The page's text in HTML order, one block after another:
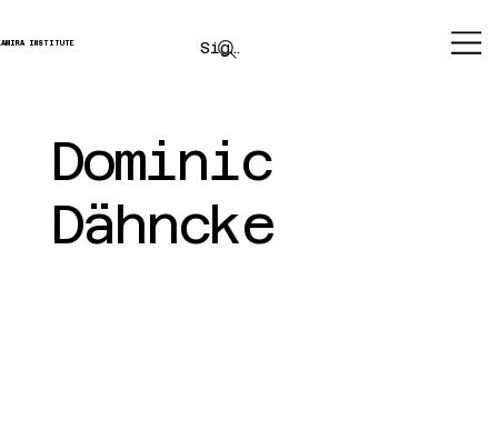
INSTITUTE Sign up
Dominic
Dähncke